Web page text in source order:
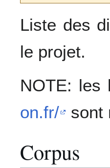
Liste des
le projet.
NOTE:
on.fr/
sont
Corpus